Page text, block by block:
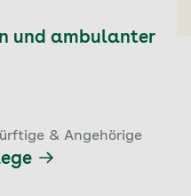
und ambulanter
& Angehörige